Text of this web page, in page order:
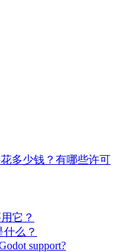
多少钱？有哪些许可
它？
什么？
support?